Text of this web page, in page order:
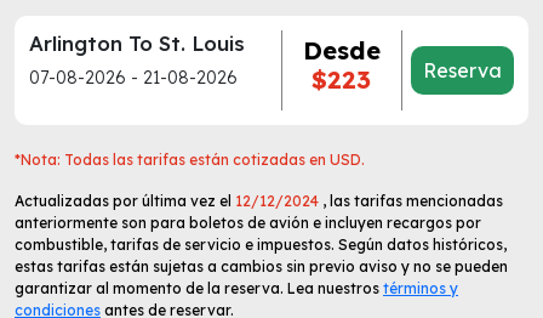
Arlington To St. Louis
07-08-2026 - 21-08-2026
Desde
$223
Reserva
*Nota: Todas las tarifas están cotizadas en USD.
Actualizadas por última vez el 12/12/2024 , las tarifas mencionadas
anteriormente son para boletos de avión e incluyen recargos por
combustible, tarifas de servicio e impuestos. Según datos históricos,
estas tarifas están sujetas a cambios sin previo aviso y no se pueden
garantizar al momento de la reserva. Lea nuestros términos y
condiciones antes de reservar.